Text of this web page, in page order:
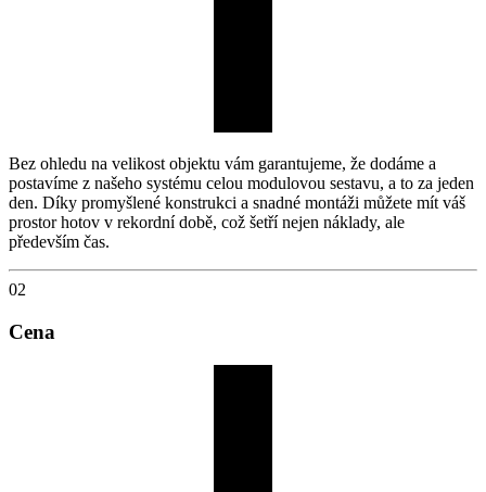
Bez ohledu na velikost objektu vám garantujeme, že dodáme a
postavíme z našeho systému celou modulovou sestavu, a to za jeden
den. Díky promyšlené konstrukci a snadné montáži můžete mít váš
prostor hotov v rekordní době, což šetří nejen náklady, ale
především čas.
02
Cena